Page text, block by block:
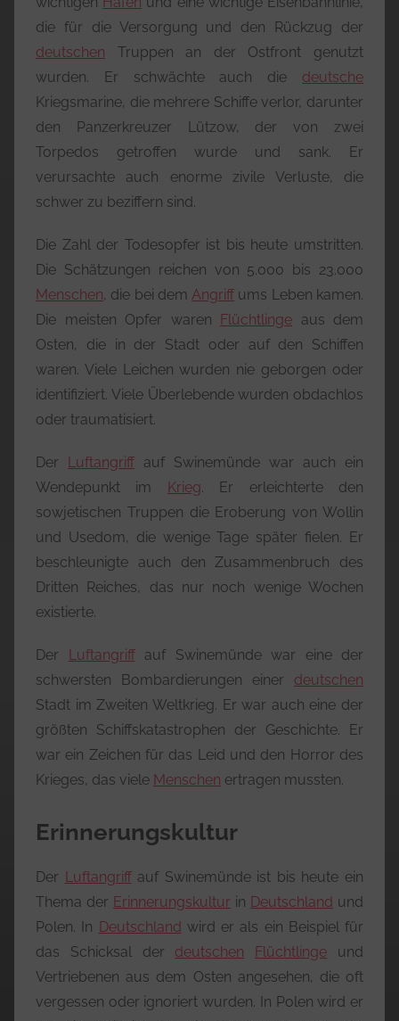
die für die Versorgung und den Rückzug der
deutschen Truppen an der Ostfront genutzt
wurden. Er schwächte auch die deutsche
Kriegsmarine, die mehrere Schiffe verlor, darunter
den Panzerkreuzer Lützow, der von zwei
Torpedos getroffen wurde und sank. Er
verursachte auch enorme zivile Verluste, die
schwer zu beziffern sind.
Die Zahl der Todesopfer ist bis heute umstritten.
Die Schätzungen reichen von 5.000 bis 23.000
Menschen, die bei dem Angriff ums Leben kamen.
Die meisten Opfer waren Flüchtlinge aus dem
Osten, die in der Stadt oder auf den Schiffen
waren. Viele Leichen wurden nie geborgen oder
identifiziert. Viele Überlebende wurden obdachlos
oder traumatisiert.
Der Luftangriff auf Swinemünde war auch ein
Wendepunkt im Krieg. Er erleichterte den
sowjetischen Truppen die Eroberung von Wollin
und Usedom, die wenige Tage später fielen. Er
beschleunigte auch den Zusammenbruch des
Dritten Reiches, das nur noch wenige Wochen
existierte.
Der Luftangriffauf Swinemünde war eine der
schwersten Bombardierungen einer deutschen
Stadt im Zweiten Weltkrieg. Er war auch eine der
größten Schiffskatastrophen der Geschichte. Er
war ein Zeichen für das Leid und den Horror des
Krieges, das viele Menschen ertragen mussten.
Erinnerungskultur
Der Luftangriffauf Swinemünde ist bis heute ein
Thema der Erinnerungskultur in Deutschland und
Polen. In Deutschland wird er als ein Beispiel für
das Schicksal der deutschen Flüchtlinge und
Vertriebenen aus dem Osten angesehen, die oft
vergessen oder ignoriert wurden. In Polen wird er